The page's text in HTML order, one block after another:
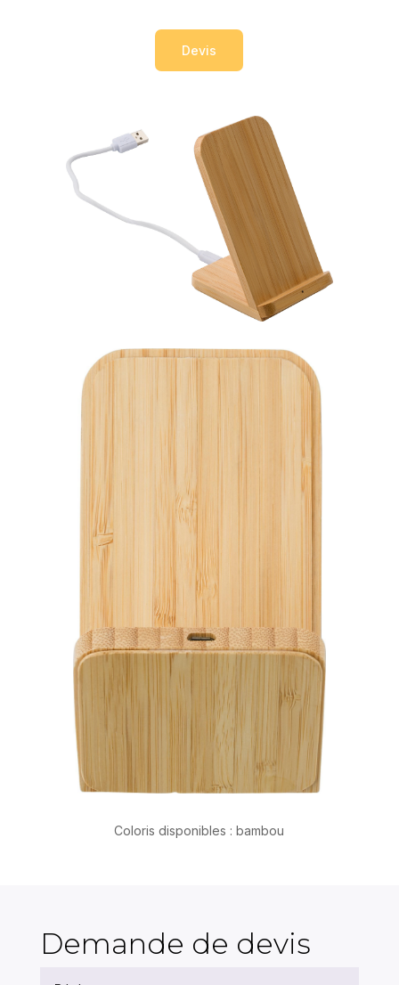
Devis
Coloris disponibles : bambou
Demande de devis